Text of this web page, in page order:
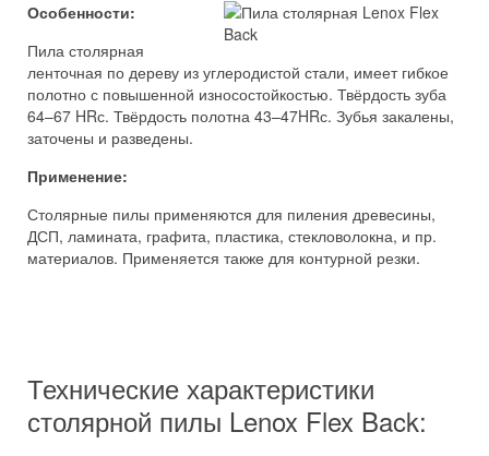
Особенности:
Пила столярная
ленточная по дереву из углеродистой стали, имеет гибкое
полотно с повышенной износостойкостью. Твёрдость зуба
64–67 HRс. Твёрдость полотна 43–47HRс. Зубья закалены,
заточены и разведены.
Применение:
Столярные пилы применяются для пиления древесины,
ДСП, ламината, графита, пластика, стекловолокна, и пр.
материалов. Применяется также для контурной резки.
Технические характеристики
столярной пилы Lenox Flex Back: